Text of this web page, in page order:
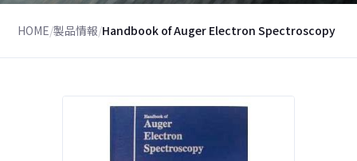
HOME/製品情報/Handbook of Auger Electron Spectroscopy